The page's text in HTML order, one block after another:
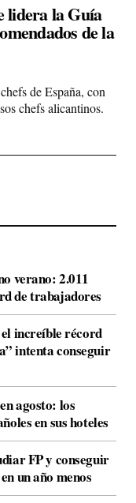
la Guía
de la
de España, con
chefs alicantinos.
verano: 2.011
de trabajadores
increíble récord
intenta conseguir
agosto: los
en sus hoteles
FP y conseguir
un año menos